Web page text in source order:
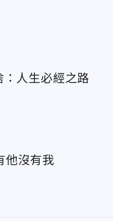
人生必經之路
他沒有我